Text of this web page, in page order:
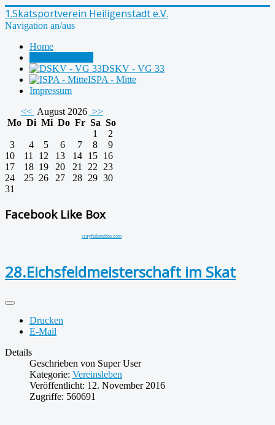
1.Skatsportverein Heiligenstadt e.V.
Navigation an/aus
Home
DSKV - VG 33
ISPA - Mitte
Impressum
<< August 2026 >>
Mo Di Mi Do Fr Sa So
1
2
3
4 5 6 7 8
9
10
11 12 13 14 15 16
17
18 19 20 21 22
23
24
25 26 27 28 29 30
31
Facebook Like Box
crayfishstudios.com
28.Eichsfeldmeisterschaft im Skat
Drucken
E-Mail
Details
Geschrieben von Super User
Kategorie: Vereinsleben
Veröffentlicht: 12. November 2016
Zugriffe: 560691